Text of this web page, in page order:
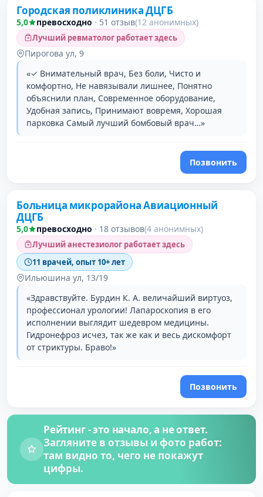
Городская поликлиника ДЦГБ
5,0 превосходно · 51 отзыв(12 анонимных)
Лучший ревматолог работает здесь
Пирогова ул, 9
«✓ Внимательный врач, Без боли, Чисто и
комфортно, Не навязывали лишнее, Понятно
объяснили план, Современное оборудование,
Удобная запись, Принимают вовремя, Хорошая
парковка Самый лучший бомбовый врач…»
Позвонить
Больница микрорайона Авиационный
ДЦГБ
5,0 превосходно · 18 отзывов(4 анонимных)
Лучший анестезиолог работает здесь
11 врачей, опыт 10+ лет
Ильюшина ул, 13/19
«Здравствуйте. Бурдин К. А. величайший виртуоз,
профессионал урологии! Лапароскопия в его
исполнении выглядит шедевром медицины.
Гидронефроз исчез, так же как и весь дискомфорт
от стриктуры. Браво!»
Позвонить
Рейтинг - это начало, а не ответ.
Загляните в отзывы и фото работ:
там видно то, чего не покажут
цифры.